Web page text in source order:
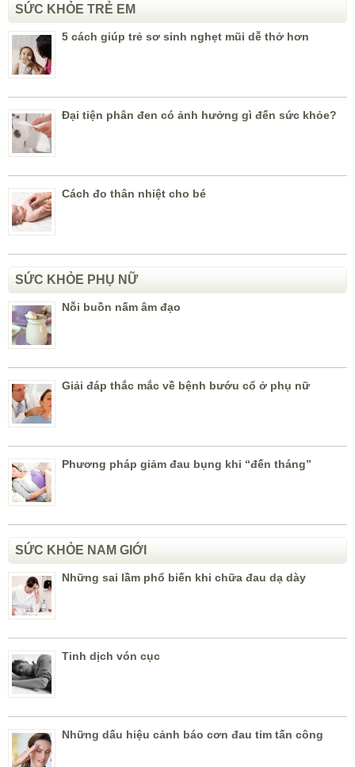
SỨC KHỎE TRẺ EM
5 cách giúp trẻ sơ sinh nghẹt mũi dễ thở hơn
Đại tiện phân đen có ảnh hưởng gì đến sức khỏe?
Cách đo thân nhiệt cho bé
SỨC KHỎE PHỤ NỮ
Nỗi buồn nấm âm đạo
Giải đáp thắc mắc về bệnh bướu cổ ở phụ nữ
Phương pháp giảm đau bụng khi “đến tháng”
SỨC KHỎE NAM GIỚI
Những sai lầm phổ biến khi chữa đau dạ dày
Tinh dịch vón cục
Những dấu hiệu cảnh báo cơn đau tim tấn công